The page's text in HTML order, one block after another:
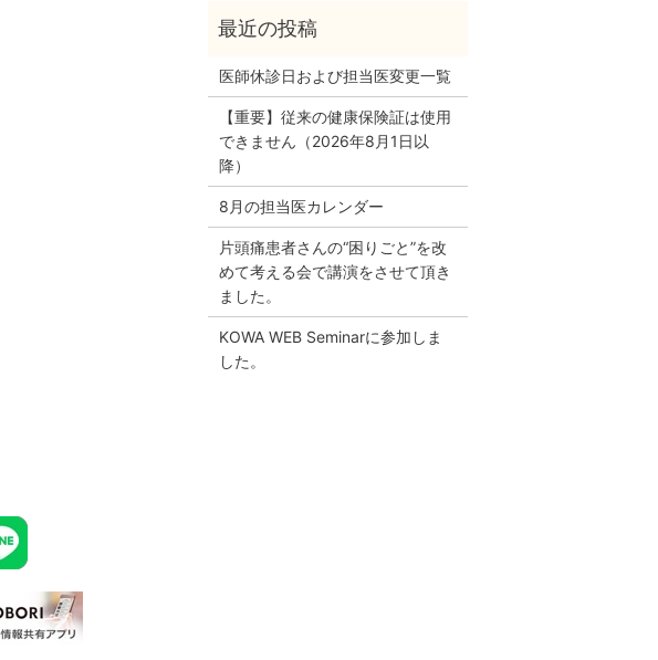
ゴ
リ
医師休診日および担当医変更一覧
【重要】従来の健康保険証は使用
できません（2026年8月1日以
降）
8月の担当医カレンダー
片頭痛患者さんの“困りごと”を改
めて考える会で講演をさせて頂き
ました。
KOWA WEB Seminarに参加しま
した。